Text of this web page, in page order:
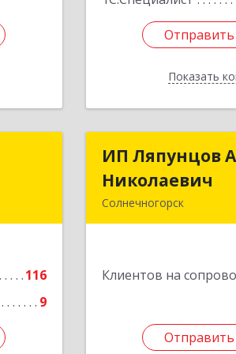
Отправить
Показать
Отправить
116
9
г,
ИП Ляпунцов
Николаевич
Солнечногорск
Клиентов на
Отправить
ИП
Отправить